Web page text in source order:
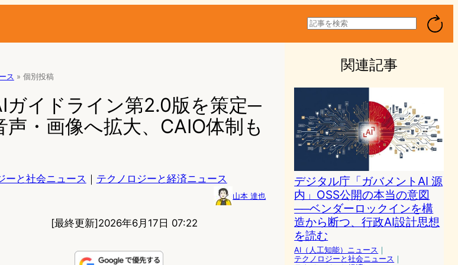
検
索
ス » 個別投稿
ガイドライン第2.0版を策定─
・画像へ拡大、CAIO体制も
ーと社会ニュース ｜ テクノロジーと経済ニュース
山本 達也
[最終更新]2026年6月17日 07:22
関連記事
デジタル庁「ガバメントAI 源
内」OSS公開の本当の意図
──ベンダーロックインを構
造から断つ、行政AI設計思想
を読む
AI（人工知能）ニュース ｜
テクノロジーと社会ニュース ｜